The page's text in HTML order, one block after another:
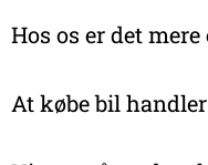
Hos os er det
At købe bil